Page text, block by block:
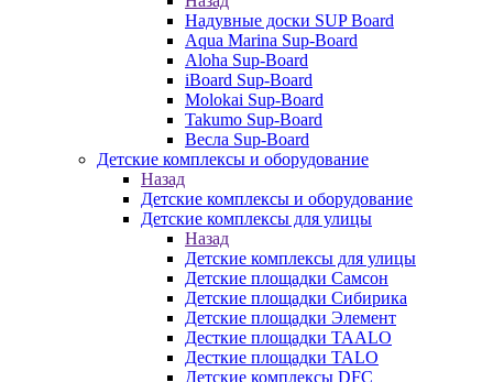
Надувные доски SUP Board
Aqua Marina Sup-Board
Aloha Sup-Board
iBoard Sup-Board
Molokai Sup-Board
Takumo Sup-Board
Весла Sup-Board
Детские комплексы и оборудование
Назад
Детские комплексы и оборудование
Детские комплексы для улицы
Назад
Детские комплексы для улицы
Детские площадки Самсон
Детские площадки Сибирика
Детские площадки Элемент
Десткие площадки TAALO
Десткие площадки TALO
Детские комплексы DFC